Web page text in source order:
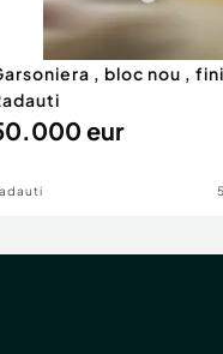
, bloc nou ,
eur